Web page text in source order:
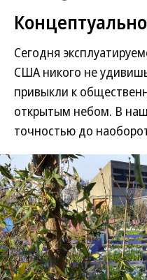
Сегодня
США никого не
привыкли к
открытым небом. В
точностью до